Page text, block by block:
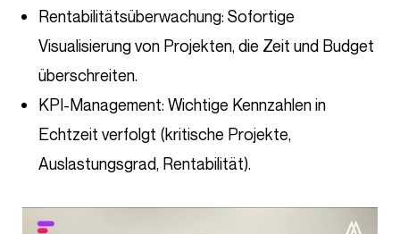
Rentabilitätsüberwachung: Sofortige
Visualisierung von Projekten, die Zeit und Budget
überschreiten.
KPI-Management: Wichtige Kennzahlen in
Echtzeit verfolgt (kritische Projekte,
Auslastungsgrad, Rentabilität).